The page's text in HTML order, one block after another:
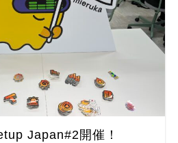
Japan#2開催！